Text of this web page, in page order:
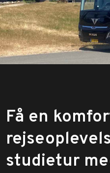
​Få en
studietur